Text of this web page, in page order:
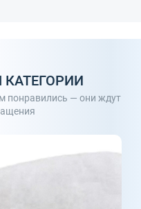
понравились — они ждут